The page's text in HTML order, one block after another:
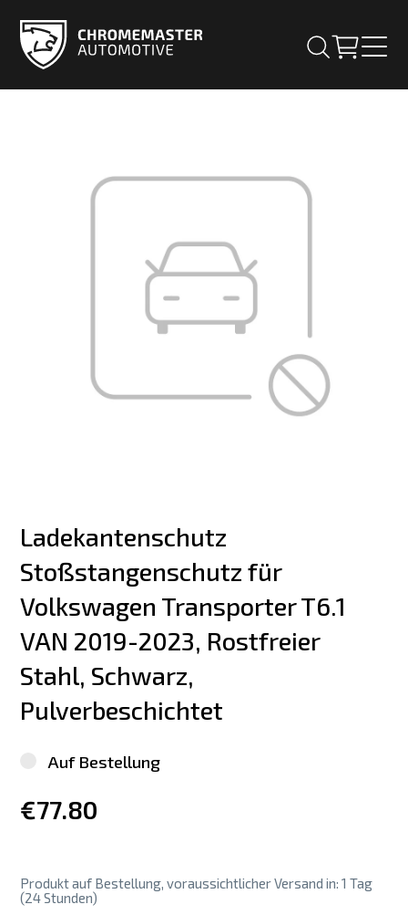
Ladekantenschutz
Stoßstangenschutz für
Volkswagen Transporter T6.1
VAN 2019-2023, Rostfreier
Stahl, Schwarz,
Pulverbeschichtet
Auf Bestellung
€77.80
Produkt auf Bestellung, voraussichtlicher Versand in: 1 Tag
(24 Stunden)